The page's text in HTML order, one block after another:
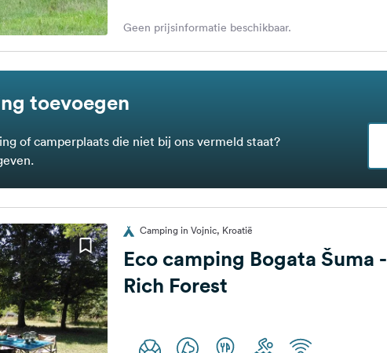
Geen prijsinformatie beschikbaar.
toevoegen
of camperplaats die niet bij ons vermeld staat?
Camping in Vojnic, Kroatië
Eco camping Bogata Šuma -
Rich Forest